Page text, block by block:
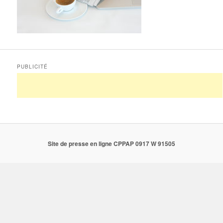
PUBLICITÉ
Site de presse en ligne CPPAP 0917 W 91505